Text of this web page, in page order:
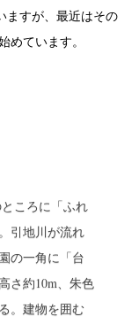
ますが、最近はその
めています。
ころに「ふれ
引地川が流れ
の一角に「台
さ約10m、朱色
。建物を囲む